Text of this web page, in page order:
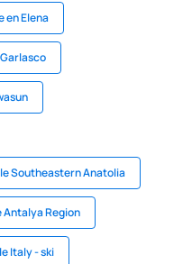
en Elena
Southeastern Anatolia
Antalya Region
Italy - ski